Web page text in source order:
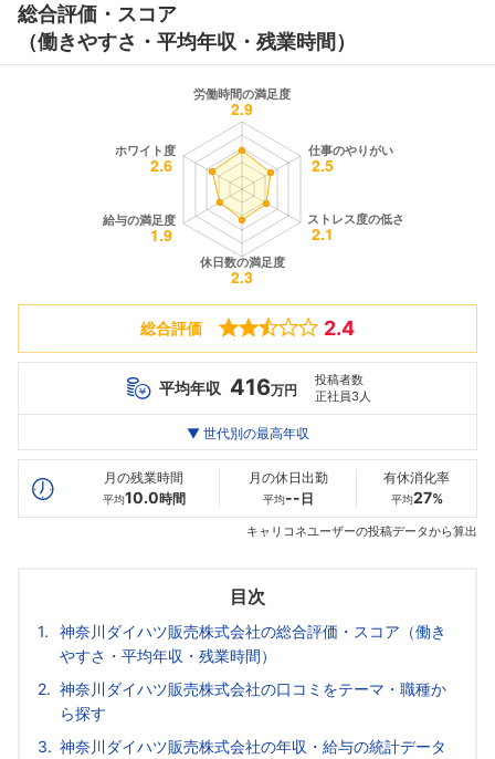
総合評価・スコア
（働きやすさ・平均年収・残業時間）
総合評価 2.4
平均年収 416万円
投稿者数
正社員3人
最高年収
20代
472万
30代
460万
--万
▼ 世代別の最高年収
月の残業時間
平均10.0時間
月の休日出勤
平均-- 日
有休消化率
平均27%
キャリコネユーザーの投稿データから算出
目次
神奈川ダイハツ販売株式会社の総合評価・スコア（働き
やすさ・平均年収・残業時間）
神奈川ダイハツ販売株式会社の口コミをテーマ・職種か
ら探す
神奈川ダイハツ販売株式会社の年収・給与の統計データ